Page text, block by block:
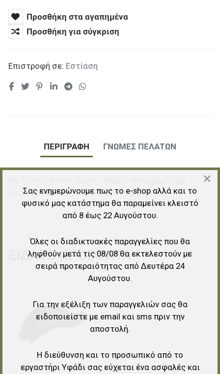
Προσθήκη στα αγαπημένα
Προσθήκη για σύγκριση
Επιστροφή σε: Εστίαση
ΠΕΡΙΓΡΑΦΉ ΓΝΏΜΕΣ ΠΕΛΑΤΏΝ
λάστιχο για να κρατάει μέσα τα μαλλιά
ΕΊΔΑΤΕ ΠΡΌΣΦΑΤΑ
Προσθήκη για σύγκριση
Γρήγορη ματιά
×
Σας ενημερώνουμε πως το e-shop αλλά και το
φυσικό μας κατάστημα θα παραμείνει κλειστό
από 8 έως 22 Αυγούστου.
Όλες οι διαδικτυακές παραγγελίες που θα
ληφθούν μετά τις 08/08 θα εκτελεστούν με
σειρά προτεραιότητας από Δευτέρα 24
Αυγούστου.
Για την εξέλιξη των παραγγελιών σας θα
ειδοποιείστε με email και sms πριν την
αποστολή.
Η διεύθυνση και το προσωπικό από το
εργαστήρι Υφάδι σας εύχεται ένα ασφαλές και